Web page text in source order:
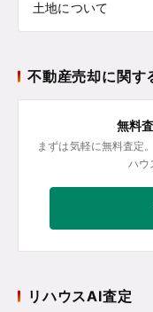
土地について
不動産売却に関す
無料
まずは気軽に無料査定
ハウ
リハウスAI査定